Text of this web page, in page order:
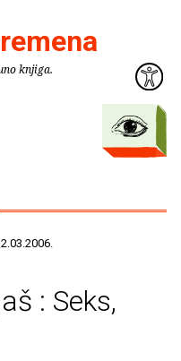
knjiga.
: Seks,